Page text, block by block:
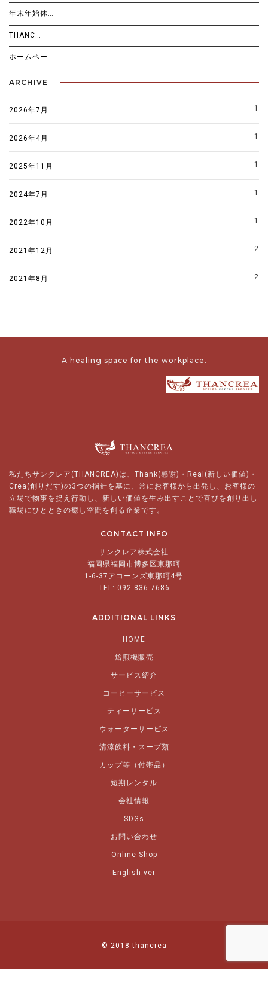
年末年始休…
THANC…
ホームペー…
ARCHIVE
2026年7月 1
2026年4月 1
2025年11月 1
2024年7月 1
2022年10月 1
2021年12月 2
2021年8月 2
A healing space for the workplace.
私たちサンクレア(THANCREA)は、Thank(感謝)・Real(新しい価値)・
Crea(創りだす)の3つの指針を基に、常にお客様から出発し、お客様の
立場で物事を捉え行動し、新しい価値を生み出すことで喜びを創り出し
職場にひとときの癒し空間を創る企業です。
CONTACT INFO
サンクレア株式会社
福岡県福岡市博多区東那珂
1-6-37アコーンズ東那珂4号
TEL: 092-836-7686
ADDITIONAL LINKS
HOME
焙煎機販売
サービス紹介
コーヒーサービス
ティーサービス
ウォーターサービス
清涼飲料・スープ類
カップ等（付帯品）
短期レンタル
会社情報
SDGs
お問い合わせ
Online Shop
English.ver
© 2018 thancrea